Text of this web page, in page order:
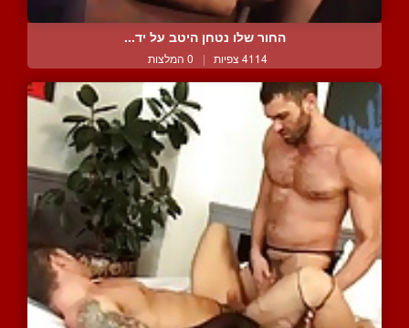
החור שלו נטחן היטב על יד...
4114 צפיות | 0 המלצות